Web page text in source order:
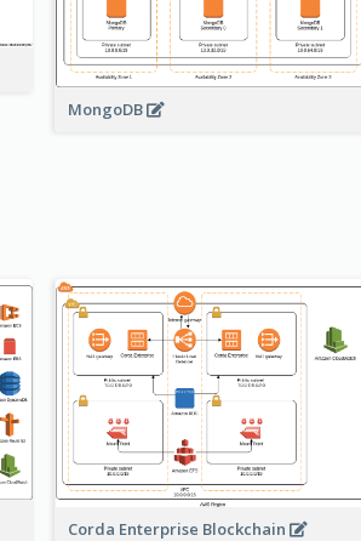
MongoDB
Corda Enterprise Blockchain